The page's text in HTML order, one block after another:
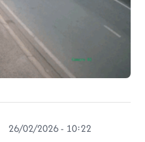
26/02/2026 - 10:22